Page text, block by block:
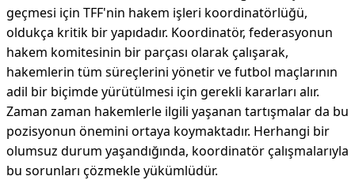
geçmesi için TFF'nin hakem işleri koordinatörlüğü,
oldukça kritik bir yapıdadır. Koordinatör, federasyonun
hakem komitesinin bir parçası olarak çalışarak,
hakemlerin tüm süreçlerini yönetir ve futbol maçlarının
adil bir biçimde yürütülmesi için gerekli kararları alır.
Zaman zaman hakemlerle ilgili yaşanan tartışmalar da bu
pozisyonun önemini ortaya koymaktadır. Herhangi bir
olumsuz durum yaşandığında, koordinatör çalışmalarıyla
bu sorunları çözmekle yükümlüdür.